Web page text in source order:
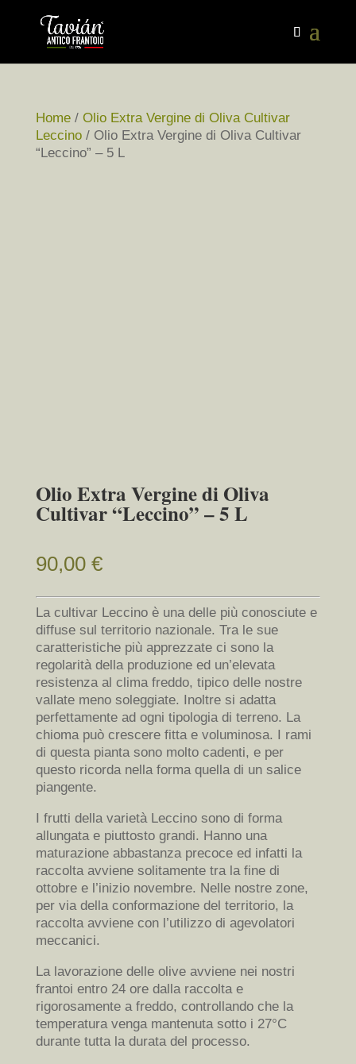
Home/ Olio Extra Vergine di Oliva Cultivar
Leccino/ Olio Extra Vergine di Oliva Cultivar
“Leccino” – 5 L
Olio Extra Vergine di Oliva
Cultivar “Leccino” – 5 L
90,00 €
La cultivar Leccino è una delle più conosciute e
diffuse sul territorio nazionale. Tra le sue
caratteristiche più apprezzate ci sono la
regolarità della produzione ed un’elevata
resistenza al clima freddo, tipico delle nostre
vallate meno soleggiate. Inoltre si adatta
perfettamente ad ogni tipologia di terreno. La
chioma può crescere fitta e voluminosa. I rami
di questa pianta sono molto cadenti, e per
questo ricorda nella forma quella di un salice
piangente.
I frutti della varietà Leccino sono di forma
allungata e piuttosto grandi. Hanno una
maturazione abbastanza precoce ed infatti la
raccolta avviene solitamente tra la fine di
ottobre e l’inizio novembre. Nelle nostre zone,
per via della conformazione del territorio, la
raccolta avviene con l’utilizzo di agevolatori
meccanici.
La lavorazione delle olive avviene nei nostri
frantoi entro 24 ore dalla raccolta e
rigorosamente a freddo, controllando che la
temperatura venga mantenuta sotto i 27°C
durante tutta la durata del processo.